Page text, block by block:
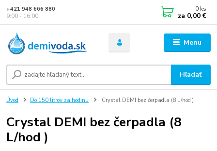
Menu
Hľadať
+421 948 666 880
9:00 - 16:00
0 ks
za 0,00 €
Úvod Do 150 litrov za hodinu Crystal DEMI bez čerpadla (8 L/hod )
Crystal DEMI bez čerpadla (8
L/hod )